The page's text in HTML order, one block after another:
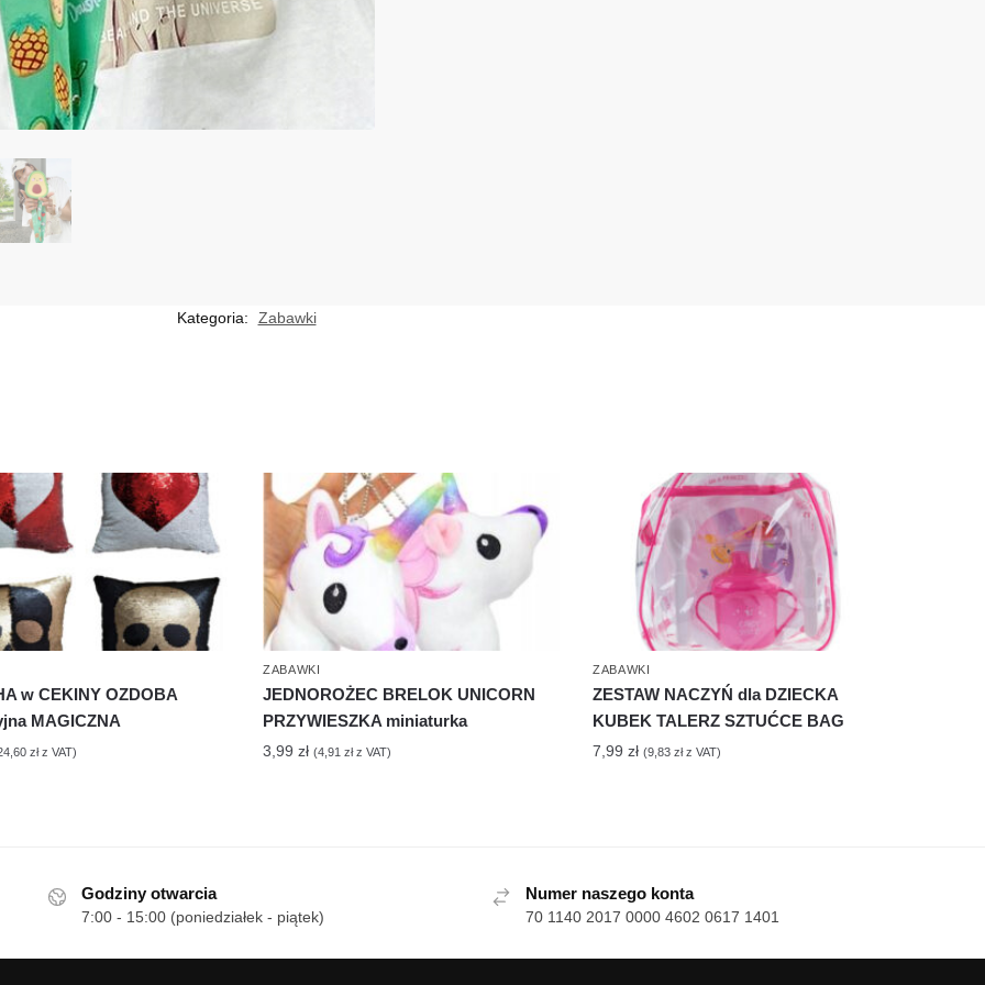
Kategoria: Zabawki
w CEKINY OZDOBA
MAGICZNA
złz VAT)
ZABAWKI
JEDNOROŻEC BRELOK UNICORN
PRZYWIESZKA miniaturka
3,99 zł (4,91 złz VAT)
ZABAWKI
ZESTAW NACZYŃ dla DZIECKA
KUBEK TALERZ SZTUĆCE BAG
7,99 zł (9,83 złz VAT)
Godziny otwarcia
7:00 - 15:00 (poniedziałek - piątek)
Numer naszego konta
70 1140 2017 0000 4602 0617 1401